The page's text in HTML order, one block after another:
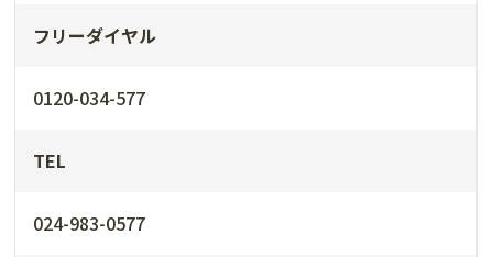
フリーダイヤル
0120-034-577
TEL
024-983-0577